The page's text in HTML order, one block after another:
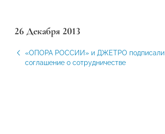
26 Декабря 2013
«ОПОРА РОССИИ» и ДЖЕТРО подписали
соглашение о сотрудничестве